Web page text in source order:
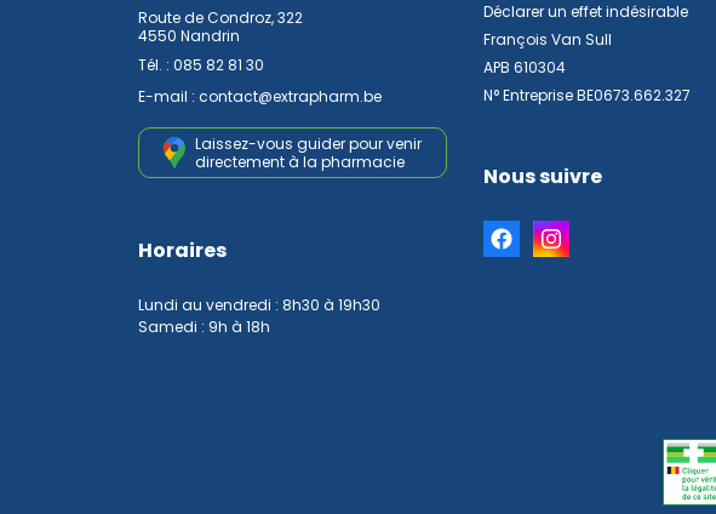
Route de Condroz, 322
4550 Nandrin
Tél. : 085 82 81 30
E-mail : contact@extrapharm.be
Laissez-vous guider pour venir
directement à la pharmacie
Horaires
Lundi au vendredi : 8h30 à 19h30
Samedi : 9h à 18h
Déclarer un effet indésirable
François Van Sull
APB 610304
N° Entreprise BE0673.662.327
Nous suivre